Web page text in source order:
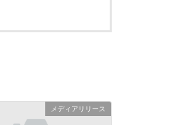
メディアリリース